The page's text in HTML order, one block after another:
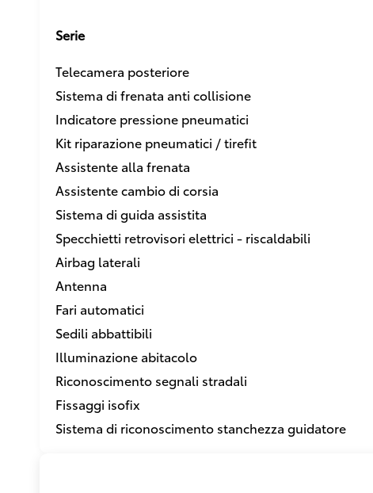
Serie
Telecamera posteriore
Sistema di frenata anti collisione
Indicatore pressione pneumatici
Kit riparazione pneumatici / tirefit
Assistente alla frenata
Assistente cambio di corsia
Sistema di guida assistita
Specchietti retrovisori elettrici - riscaldabili
Airbag laterali
Antenna
Fari automatici
Sedili abbattibili
Illuminazione abitacolo
Riconoscimento segnali stradali
Fissaggi isofix
Sistema di riconoscimento stanchezza guidatore